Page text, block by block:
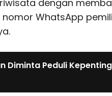
dengan
WhatsApp
Diminta Peduli